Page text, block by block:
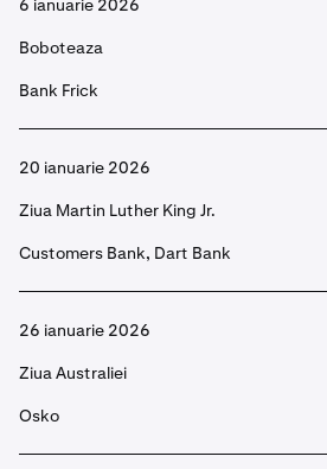
6 ianuarie 2026
Boboteaza
Bank Frick
20 ianuarie 2026
Ziua Martin Luther King Jr.
Customers Bank, Dart Bank
26 ianuarie 2026
Ziua Australiei
Osko